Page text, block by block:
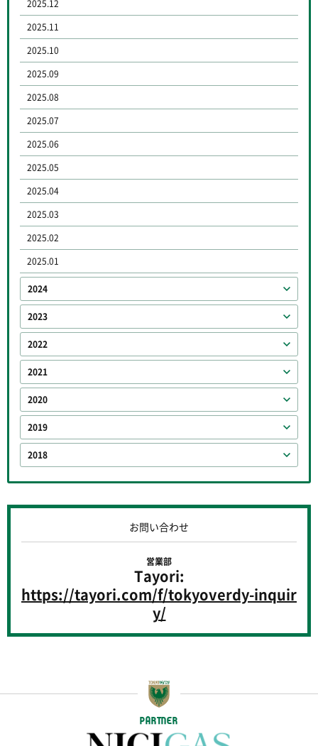
2025.12
2025.11
2025.10
2025.09
2025.08
2025.07
2025.06
2025.05
2025.04
2025.03
2025.02
2025.01
2024
2023
2022
2021
2020
2019
2018
お問い合わせ
営業部
Tayori:
https://tayori.com/f/tokyoverdy-inquir
y/
PARTNER